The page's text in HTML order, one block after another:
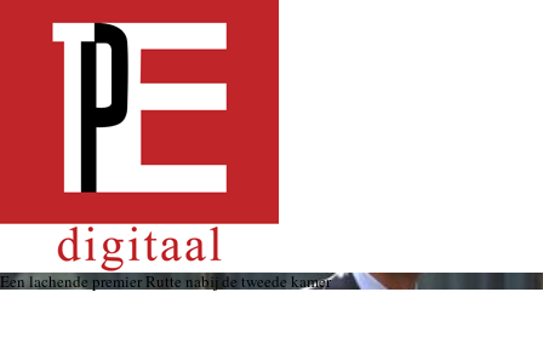
Een lachende premier Rutte nabij de tweede kamer